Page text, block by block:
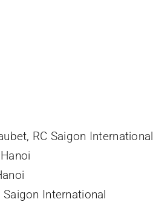
RC Saigon International
Saigon International